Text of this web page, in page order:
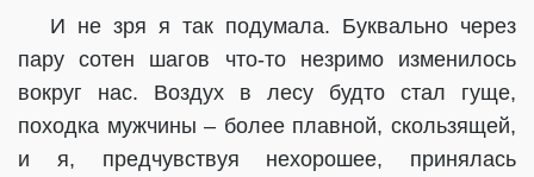
И не зря я так подумала. Буквально через
пару сотен шагов что-то незримо изменилось
вокруг нас. Воздух в лесу будто стал гуще,
походка мужчины – более плавной, скользящей,
и я, предчувствуя нехорошее, принялась